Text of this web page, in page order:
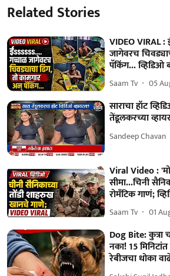
Related Stories
VIDEO VIRAL
जागेवरच
पॅकिंग...
Saam Tv 05
साराचा हॉट
तेंडूलकरच्या
Sandeep Chavan
Viral Video :
सीमा...चिनी
रोमँटिक गाणं;
Saam Tv 01
Dog Bite: कुत्रा
नका! 15
रेबीजचा धोका